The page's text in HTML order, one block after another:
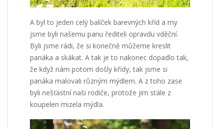
A byl to jeden celý balíček barevných kříd a my
jsme byli našemu panu řediteli opravdu vděční.
Byli jsme rádi, že si konečně můžeme kreslit
panáka a skákat. A tak je to nakonec dopadlo tak,
že když nám potom došly křídy, tak jsme si
panáka malovali různým mýdlem. A z toho zase
byli nešťastní naši rodiče, protože jim stále z
koupelen mizela mýdla.